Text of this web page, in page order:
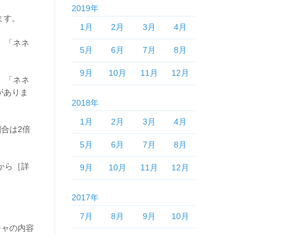
。
「ネネ
「ネネ
ありま
は2倍
ら［詳
の内容
2019年
1月
2月 3月 4月
5月 6月 7月 8月
9月 10月 11月 12月
2018年
1月
2月 3月 4月
5月 6月 7月 8月
9月 10月 11月 12月
2017年
7月
8月 9月 10月